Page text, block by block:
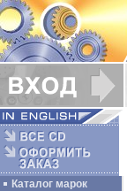
Каталог марок